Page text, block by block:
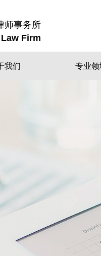
师事务所
Firm
我们 专业领